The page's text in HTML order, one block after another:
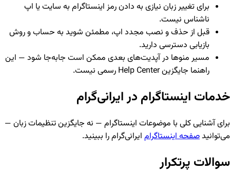
برای تغییر زبان نیازی به دادن رمز اینستاگرام به سایت یا اپ
ناشناس نیست.
قبل از حذف و نصب مجدد اپ، مطمئن شوید به حساب و روش
بازیابی دسترسی دارید.
مسیر منوها در آپدیت‌های بعدی ممکن است جابه‌جا شود — این
راهنما جایگزین Help Center رسمی نیست.
خدمات اینستاگرام در ایرانی‌گرام
برای آشنایی کلی با موضوعات اینستاگرام — نه جایگزین تنظیمات زبان —
می‌توانیدصفحه اینستاگرام ایرانی‌گرام را ببینید.
سوالات پرتکرار